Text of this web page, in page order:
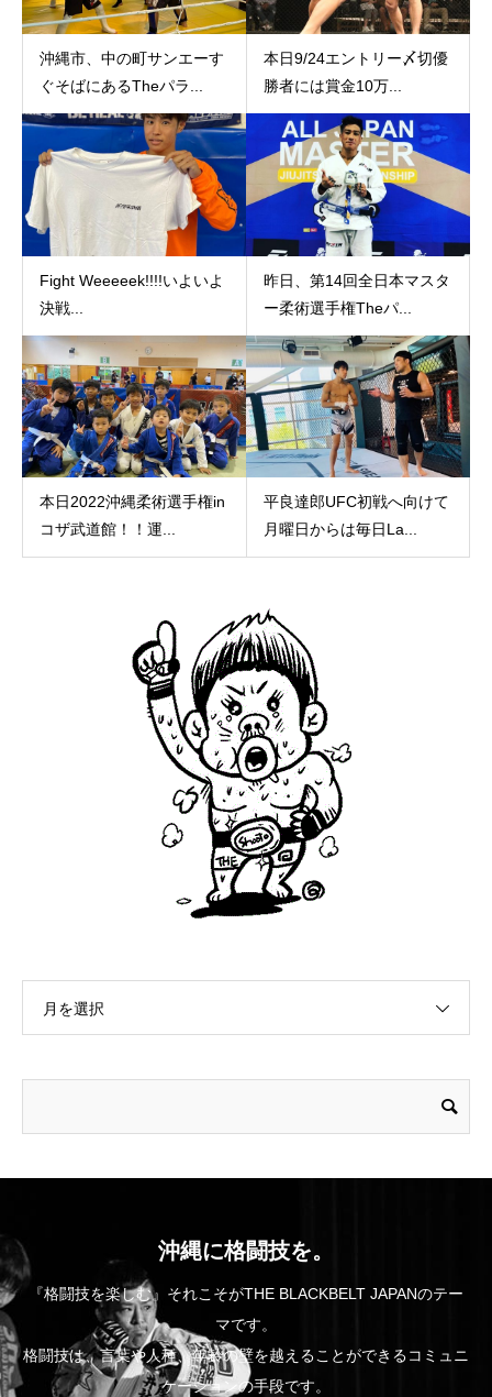
沖縄市、中の町サンエーす
ぐそばにあるTheパラ...
本日9/24エントリー〆切優
勝者には賞金10万...
Fight Weeeeek!!!!いよいよ
決戦...
昨日、第14回全日本マスタ
ー柔術選手権Theパ...
本日2022沖縄柔術選手権in
コザ武道館！！運...
平良達郎UFC初戦へ向けて
月曜日からは毎日La...
月を選択
沖縄に格闘技を。
『格闘技を楽しむ』それこそがTHE BLACKBELT JAPANのテー
マです。
格闘技は、言葉や人種、年齢の壁を越えることができるコミュニ
ケーションの手段です。